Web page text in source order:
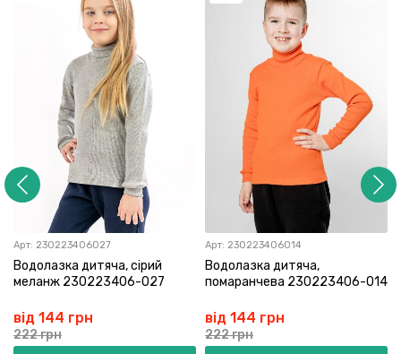
Арт: 230223406027
Водолазка дитяча, сірий
меланж 230223406-027
від 144 грн
222 грн
Арт: 230223406014
Водолазка дитяча,
помаранчева 230223406-014
від 144 грн
222 грн